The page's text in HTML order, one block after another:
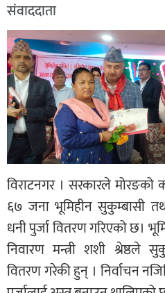
संवाददाता
विराटनगर । सरकारले मोरङको
६७ जना भूमिहीन सुकुम्बासी
धनी पुर्जा वितरण गरिएको छ।
निवारण मन्त्री शशी श्रेष्ठले
वितरण गरेकी हुन् । निर्वाचन